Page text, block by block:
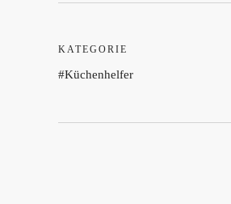
KATEGORIE
Küchenhelfer